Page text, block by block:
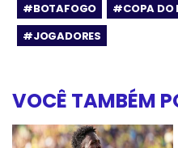
#BOTAFOGO #COPA DO
#JOGADORES
VOCÊ TAMBÉM